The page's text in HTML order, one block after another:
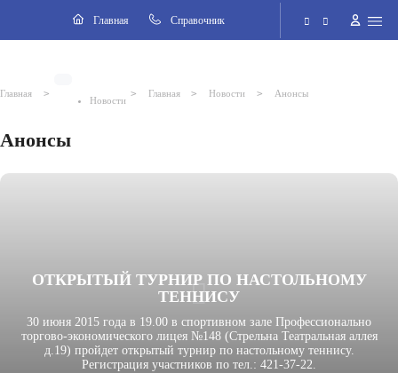
Главная Cправочник
Главная >
Новости
> Главная > Новости > Анонсы
Анонсы
ОТКРЫТЫЙ ТУРНИР ПО НАСТОЛЬНОМУ
ТЕННИСУ
30 июня 2015 года в 19.00 в спортивном зале Профессионально
торгово-экономического лицея №148 (Стрельна Театральная аллея
д.19) пройдет открытый турнир по настольному теннису.
Регистрация участников по тел.: 421-37-22.